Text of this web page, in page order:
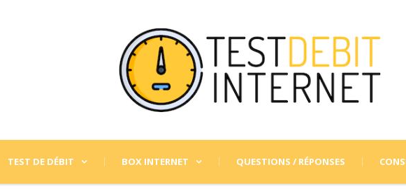
TEST DE DÉBIT BOX INTERNET QUESTIONS / RÉPONSES